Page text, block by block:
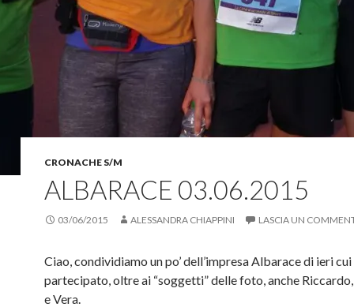
i
n
u
n
a
f
n
e
s
r
)
a
p
r
e
i
n
u
n
v
f
i
n
e
s
r
m
a
i
l
(
S
i
a
n
n
u
o
a
e
s
t
f
i
n
e
s
CRONACHE S/M
ALBARACE 03.06.2015
03/06/2015 ALESSANDRA CHIAPPINI LASCIA UN
Ciao, condividiamo un po’ dell’impresa Albarace di ieri cui
partecipato, oltre ai “soggetti” delle foto, anche
e Vera.